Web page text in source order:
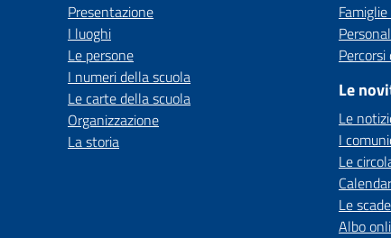
Presentazione
I luoghi
Le persone
I numeri della scuola
Le carte della scuola
Organizzazione
La storia
Le
Le
I
Le
Le
Albo